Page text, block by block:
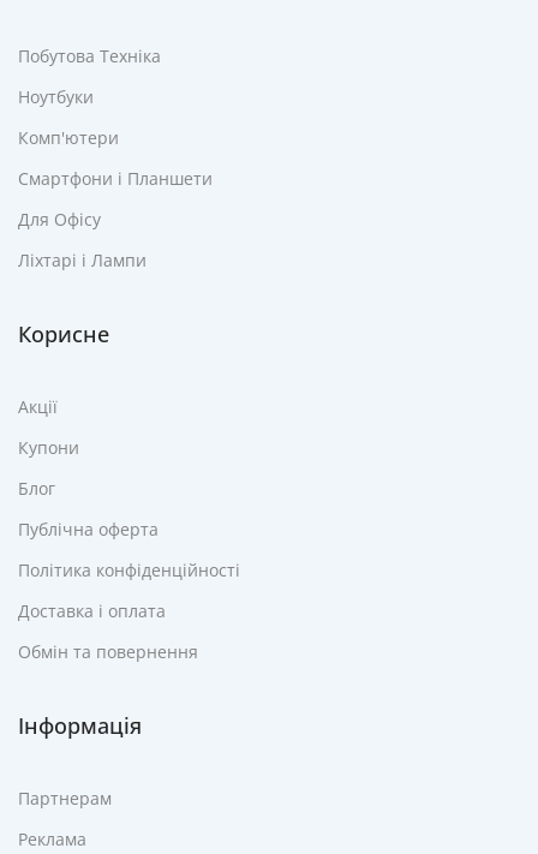
Побутова Техніка
Ноутбуки
Комп'ютери
Смартфони і Планшети
Для Офісу
Ліхтарі і Лампи
Корисне
Акції
Купони
Блог
Публічна оферта
Політика конфіденційності
Доставка і оплата
Обмін та повернення
Інформація
Партнерам
Реклама